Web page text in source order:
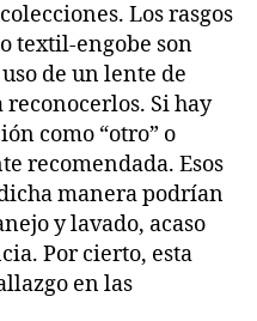
Los rasgos
textil-engobe son
de un lente de
Si hay
como “otro” o
recomendada. Esos
manera podrían
y lavado, acaso
Por cierto, esta
en las